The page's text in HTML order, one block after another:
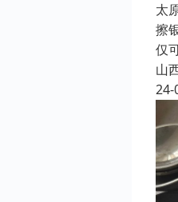
太
擦
仅
山
24-